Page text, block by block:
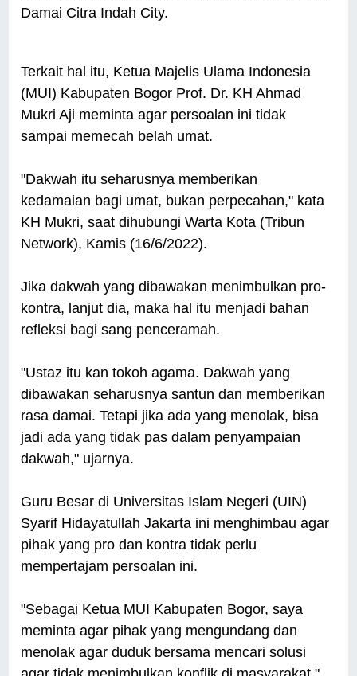
Damai Citra Indah City.
Terkait hal itu, Ketua Majelis Ulama Indonesia
(MUI) Kabupaten Bogor Prof. Dr. KH Ahmad
Mukri Aji meminta agar persoalan ini tidak
sampai memecah belah umat.
"Dakwah itu seharusnya memberikan
kedamaian bagi umat, bukan perpecahan," kata
KH Mukri, saat dihubungi Warta Kota (Tribun
Network), Kamis (16/6/2022).
Jika dakwah yang dibawakan menimbulkan pro-
kontra, lanjut dia, maka hal itu menjadi bahan
refleksi bagi sang penceramah.
"Ustaz itu kan tokoh agama. Dakwah yang
dibawakan seharusnya santun dan memberikan
rasa damai. Tetapi jika ada yang menolak, bisa
jadi ada yang tidak pas dalam penyampaian
dakwah," ujarnya.
Guru Besar di Universitas Islam Negeri (UIN)
Syarif Hidayatullah Jakarta ini menghimbau agar
pihak yang pro dan kontra tidak perlu
mempertajam persoalan ini.
"Sebagai Ketua MUI Kabupaten Bogor, saya
meminta agar pihak yang mengundang dan
menolak agar duduk bersama mencari solusi